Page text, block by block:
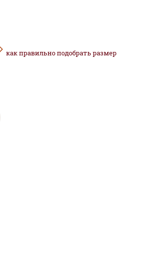
какправильноподобрать размер